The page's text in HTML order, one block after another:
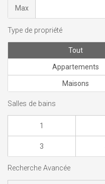
Max
Type de propriété
Tout
Appartements
Maisons
Salles de bains
1
3
Recherche Avancée